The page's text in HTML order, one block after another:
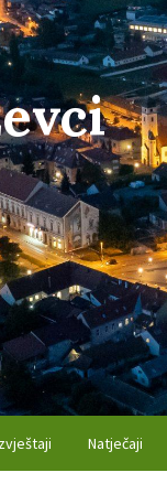
Natječaji